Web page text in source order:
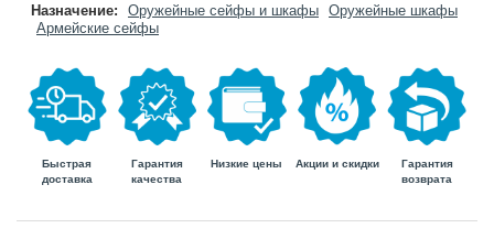
Назначение:
Оружейные сейфы и шкафы Оружейные шкафы
Армейские сейфы
Быстрая
доставка
Гарантия
качества
Низкие цены Акции и скидки
Гарантия
возврата